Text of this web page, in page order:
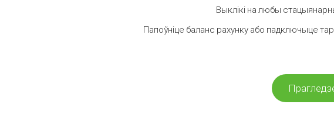
Выклікі на любы
Папоўніце баланс рахунку або падключыце